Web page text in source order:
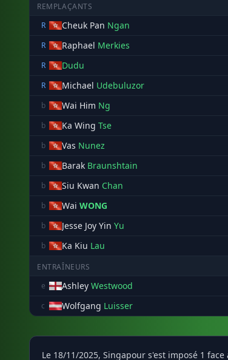
REMPLAÇANTS
R
Cheuk Pan Ngan
R
Raphael Merkies
R
Dudu
R
Michael Udebuluzor
b
Wai Him Ng
b Ka Wing Tse
b Vas Nunez
b Barak Braunshtain
b Siu Kwan Chan
b Wai WONG
b Jesse Joy Yin Yu
b Ka Kiu Lau
ENTRAÎNEURS
e
Ashley Westwood
c Wolfgang Luisser
Le 18/11/2025, Singapour s'est imposé 1